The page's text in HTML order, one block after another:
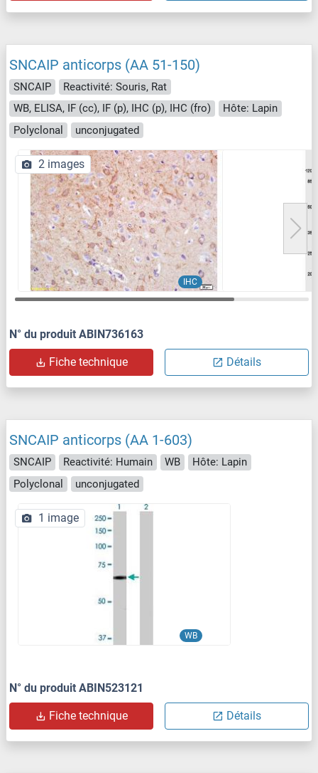
SNCAIP anticorps (AA 51-150)
SNCAIP
Reactivité: Souris, Rat
WB, ELISA, IF (cc), IF (p), IHC (p), IHC (fro)
Hôte: Lapin
Polyclonal
unconjugated
IHC
2 images
N° du produit ABIN736163
Fiche technique Détails
SNCAIP anticorps (AA 1-603)
SNCAIP Reactivité: Humain WB
Hôte: Lapin
Polyclonal
unconjugated
WB
1 image
N° du produit ABIN523121
Fiche technique Détails